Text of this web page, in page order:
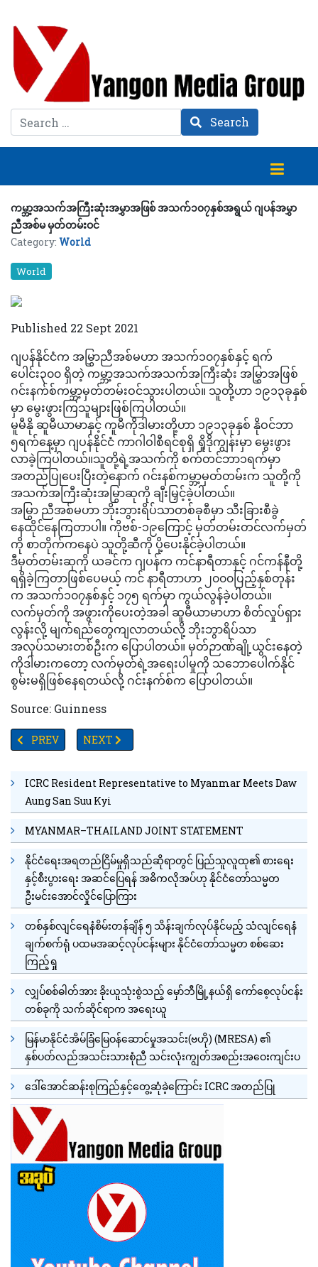
Search Search
ကမ္ဘာ့အသက်အကြီးဆုံးအမွှာအဖြစ် အသက်၁၀၇နှစ်အရွယ် ဂျပန်အမွှာ
ညီအစ်မ မှတ်တမ်းဝင်
Category: World
World
Published 22 Sept 2021
ဂျပန်နိုင်ငံက အမြွှာညီအစ်မဟာ အသက်၁၀၇နှစ်နှင့် ရက်
ပေါင်း၃၀၀ ရှိတဲ့ ကမ္ဘာ့အသက်အသက်အကြီးဆုံး အမြွှာအဖြစ်
ဂင်းနက်စ်ကမ္ဘာ့မှတ်တမ်းဝင်သွားပါတယ်။ သူတို့ဟာ ၁၉၁၃ခုနှစ်
မှာ မွေးဖွားကြသူများဖြစ်ကြပါတယ်။
မူမီနို ဆူမီယာမာနှင့် ကူမီကိုဒါမားတို့ဟာ ၁၉၁၃ခုနှစ် နိုဝင်ဘာ
၅ရက်နေ့မှာ ဂျပန်နိုင်ငံ ကာဂါဝါစီရင်စုရှိ ရှိုဒိုကျွန်းမှာ မွေးဖွား
လာခဲ့ကြပါတယ်။သူတို့ရဲ့အသက်ကို စက်တင်ဘာ၁ရက်မှာ
အတည်ပြုပေးပြီးတဲ့နောက် ဂင်းနစ်ကမ္ဘာ့မှတ်တမ်းက သူတို့ကို
အသက်အကြီးဆုံးအမြွာဆုကို ချီးမြှင့်ခဲ့ပါတယ်။
အမြွာ ညီအစ်မဟာ ဘိုးဘွားရိပ်သာတစ်ခုစီမှာ သီးခြားစီခွဲ
နေထိုင်နေကြတာပါ။ ကိုဗစ်-၁၉ကြောင့် မှတ်တမ်းတင်လက်မှတ်
ကို စာတိုက်ကနေပဲ သူတို့ဆီကို ပို့ပေးနိုင်ခဲ့ပါတယ်။
ဒီမှတ်တမ်းဆုကို ယခင်က ဂျပန်က ကင်နာရီတာနှင့် ဂင်ကန်နီတို့
ရရှိခဲ့ကြတာဖြစ်ပေမယ့် ကင် နာရီတာဟာ ၂၀၀၀ပြည့်နှစ်တုန်း
က အသက်၁၀၇နှစ်နှင့် ၁၇၅ ရက်မှာ ကွယ်လွန်ခဲ့ပါတယ်။
လက်မှတ်ကို အဖွားကိုပေးတဲ့အခါ ဆူမီယာမာဟာ စိတ်လှုပ်ရှား
လွန်းလို့ မျက်ရည်တွေကျလာတယ်လို့ ဘိုးဘွာရိပ်သာ
အလုပ်သမားတစ်ဦးက ပြောပါတယ်။ မှတ်ဉာဏ်ချို့ယွင်းနေတဲ့
ကိုဒါမားကတော့ လက်မှတ်ရဲ့အရေးပါမှုကို သဘောပေါက်နိုင်
စွမ်းမရှိဖြစ်နေရတယ်လို့ ဂင်းနက်စ်က ပြောပါတယ်။
Source: Guinness
PREVIOUS ARTICLE: ရေငုပ်သင်္ဘောကိစ္စဟာ ဥရောပကို လှုပ်နှိုးလိုက်ခြ
PREV NEXT ARTICLE: ပြင်သစ်ကြိုးတန်းလျှောက်သမား
NEXT
ICRC Resident Representative to Myanmar Meets Daw
Aung San Suu Kyi
MYANMAR–THAILAND JOINT STATEMENT
နိုင်ငံရေးအရတည်ငြိမ်မှုရှိသည်ဆိုရာတွင် ပြည်သူလူထု၏ စားရေး
နှင့်စီးပွားရေး အဆင်ပြေရန် အဓိကလိုအပ်ဟု နိုင်ငံတော်သမ္မတ
ဦးမင်းအောင်လှိုင်ပြောကြား
တစ်နှစ်လျင်ရေနံစိမ်းတန်ချိန် ၅ သိန်းချက်လုပ်နိုင်မည့် သံလျင်ရေနံ
ချက်စက်ရုံ ပထမအဆင့်လုပ်ငန်းများ နိုင်ငံတော်သမ္မတ စစ်ဆေး
ကြည့်ရှု
လျှပ်စစ်ဓါတ်အား ခိုးယူသုံးစွဲသည့် မှော်ဘီမြို့နယ်ရှိ ကော်စေ့လုပ်ငန်း
တစ်ခုကို သက်ဆိုင်ရာက အရေးယူ
မြန်မာနိုင်ငံအိမ်ခြံမြေဝန်ဆောင်မှုအသင်း(ဗဟို) (MRESA) ၏
နှစ်ပတ်လည်အသင်းသားစုံညီ သင်းလုံးကျွတ်အစည်းအဝေးကျင်းပ
ဒေါ်အောင်ဆန်းစုကြည်နှင့်တွေ့ဆုံခဲ့ကြောင်း ICRC အတည်ပြု